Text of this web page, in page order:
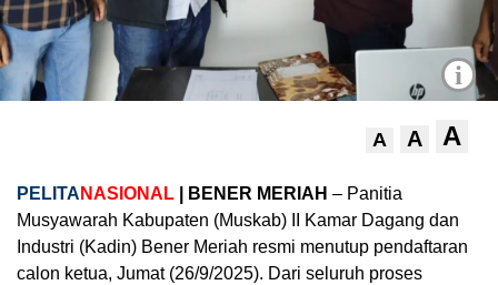
i
A A A
PELITA NASIONAL | BENER MERIAH – Panitia
Musyawarah Kabupaten (Muskab) II Kamar Dagang dan
Industri (Kadin) Bener Meriah resmi menutup pendaftaran
calon ketua, Jumat (26/9/2025). Dari seluruh proses